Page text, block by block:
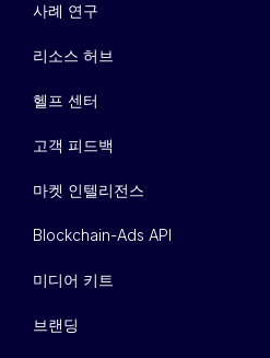
사례 연구
리소스 허브
헬프 센터
고객 피드백
마켓 인텔리전스
Blockchain-Ads API
미디어 키트
브랜딩